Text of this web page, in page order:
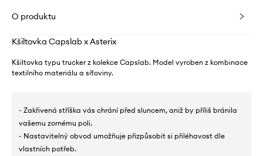
O produktu
Kšiltovka Capslab x Asterix
Kšiltovka typu trucker z kolekce Capslab. Model vyroben z kombinace
textilního materiálu a síťoviny.
- Zakřivená stříška vás chrání před sluncem, aniž by příliš bránila
vašemu zornému poli.
- Nastavitelný obvod umožňuje přizpůsobit si přiléhavost dle
vlastních potřeb.